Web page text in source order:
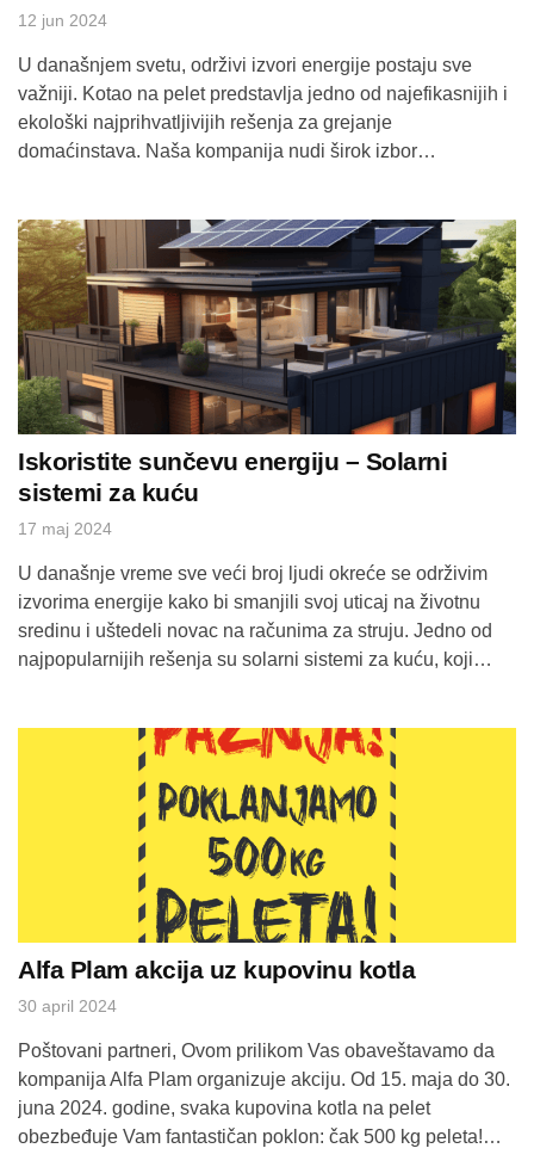
12 jun 2024
U današnjem svetu, održivi izvori energije postaju sve
važniji. Kotao na pelet predstavlja jedno od najefikasnijih i
ekološki najprihvatljivijih rešenja za grejanje
domaćinstava. Naša kompanija nudi širok izbor
ćemo istražiti prednosti korišćenja kotla na pelet i zašto je
[…]
Iskoristite sunčevu energiju – Solarni
sistemi za kuću
17 maj 2024
U današnje vreme sve veći broj ljudi okreće se održivim
izvorima energije kako bi smanjili svoj uticaj na životnu
sredinu i uštedeli novac na računima za struju. Jedno od
najpopularnijih rešenja su solarni sistemi za kuću, koji
mogu unaprediti […]
Alfa Plam akcija uz kupovinu kotla
30 april 2024
Poštovani partneri, Ovom prilikom Vas obaveštavamo da
kompanija Alfa Plam organizuje akciju. Od 15. maja do 30.
juna 2024. godine, svaka kupovina kotla na pelet
obezbeđuje Vam fantastičan poklon: čak 500 kg peleta!